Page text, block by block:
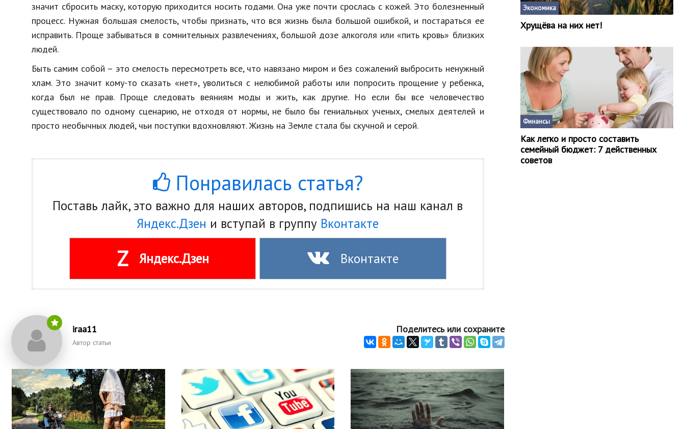
значит сбросить маску, которую приходится носить годами. Она уже почти срослась с кожей. Это болезненный
процесс. Нужная большая смелость, чтобы признать, что вся жизнь была большой ошибкой, и постараться ее
исправить. Проще забываться в сомнительных развлечениях, большой дозе алкоголя или «пить кровь» близких
людей.
Быть самим собой – это смелость пересмотреть все, что навязано миром и без сожалений выбросить ненужный
хлам. Это значит кому-то сказать «нет», уволиться с нелюбимой работы или попросить прощение у ребенка,
когда был не прав. Проще следовать веяниям моды и жить, как другие. Но если бы все человечество
существовало по одному сценарию, не отходя от нормы, не было бы гениальных ученых, смелых деятелей и
просто необычных людей, чьи поступки вдохновляют. Жизнь на Земле стала бы скучной и серой.
Понравилась статья?
Поставь лайк, это важно для наших авторов, подпишись на наш канал в
Яндекс.Дзен и вступай в группу Вконтакте
Z Яндекс.Дзен Вконтакте
iraa11
Автор статьи
Поделитесь или сохраните
Экономика
Хрущёва на них нет!
Финансы
Как легко и просто составить
семейный бюджет: 7 действенных
советов